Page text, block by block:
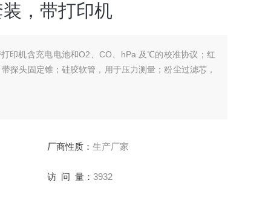
，带打印机
印机含充电电池和O2、CO、hPa 及℃的校准协议；红
探头固定锥；硅胶软管，用于压力测量；粉尘过滤芯，
厂商性质： 生产厂家
访 问 量： 3932